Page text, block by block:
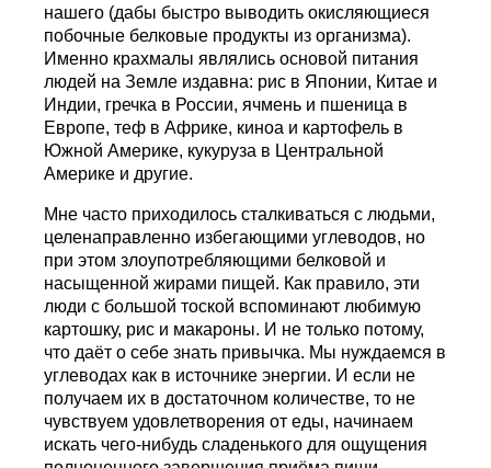
нашего (дабы быстро выводить окисляющиеся
побочные белковые продукты из организма).
Именно крахмалы являлись основой питания
людей на Земле издавна: рис в Японии, Китае и
Индии, гречка в России, ячмень и пшеница в
Европе, теф в Африке, киноа и картофель в
Южной Америке, кукуруза в Центральной
Америке и другие.
Мне часто приходилось сталкиваться с людьми,
целенаправленно избегающими углеводов, но
при этом злоупотребляющими белковой и
насыщенной жирами пищей. Как правило, эти
люди с большой тоской вспоминают любимую
картошку, рис и макароны. И не только потому,
что даёт о себе знать привычка. Мы нуждаемся в
углеводах как в источнике энергии. И если не
получаем их в достаточном количестве, то не
чувствуем удовлетворения от еды, начинаем
искать чего-нибудь сладенького для ощущения